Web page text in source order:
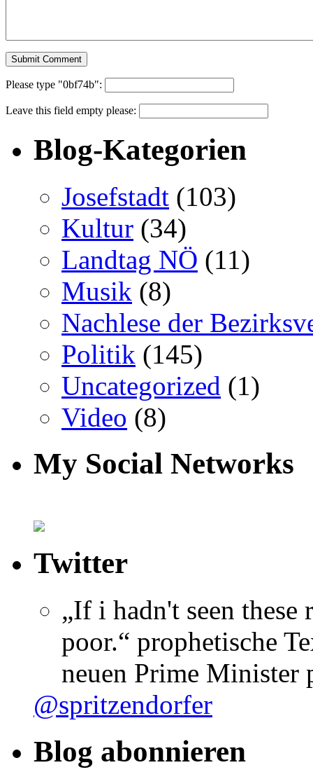
Please type "0bf74b":
Leave this field empty please:
Blog-Kategorien
Josefstadt (103)
Kultur (34)
Landtag NÖ (11)
Musik (8)
Nachlese der
Politik (145)
Uncategorized (1)
Video (8)
My Social Networks
Twitter
„If i hadn't seen
poor.“ prophetische
neuen Prime Minister
@spritzendorfer
Blog abonnieren